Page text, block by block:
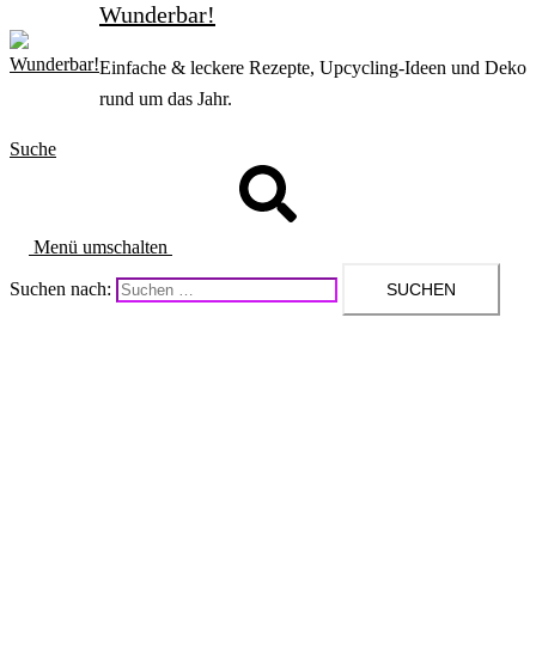
Wunderbar!
Einfache & leckere Rezepte, Upcycling-Ideen und Deko
rund um das Jahr.
Suche
Menü umschalten
Suchen nach: